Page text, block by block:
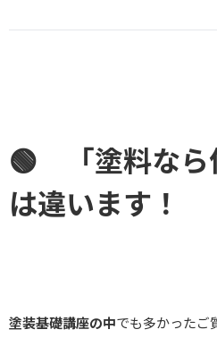
🟢 「塗料なら
は違います！
塗装基礎講座の中でも多かったご